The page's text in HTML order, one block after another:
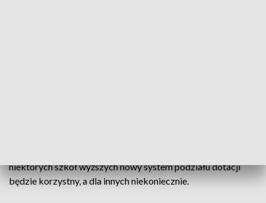
niektórych szkół wyższych nowy system podziału dotacji
będzie korzystny, a dla innych niekoniecznie.